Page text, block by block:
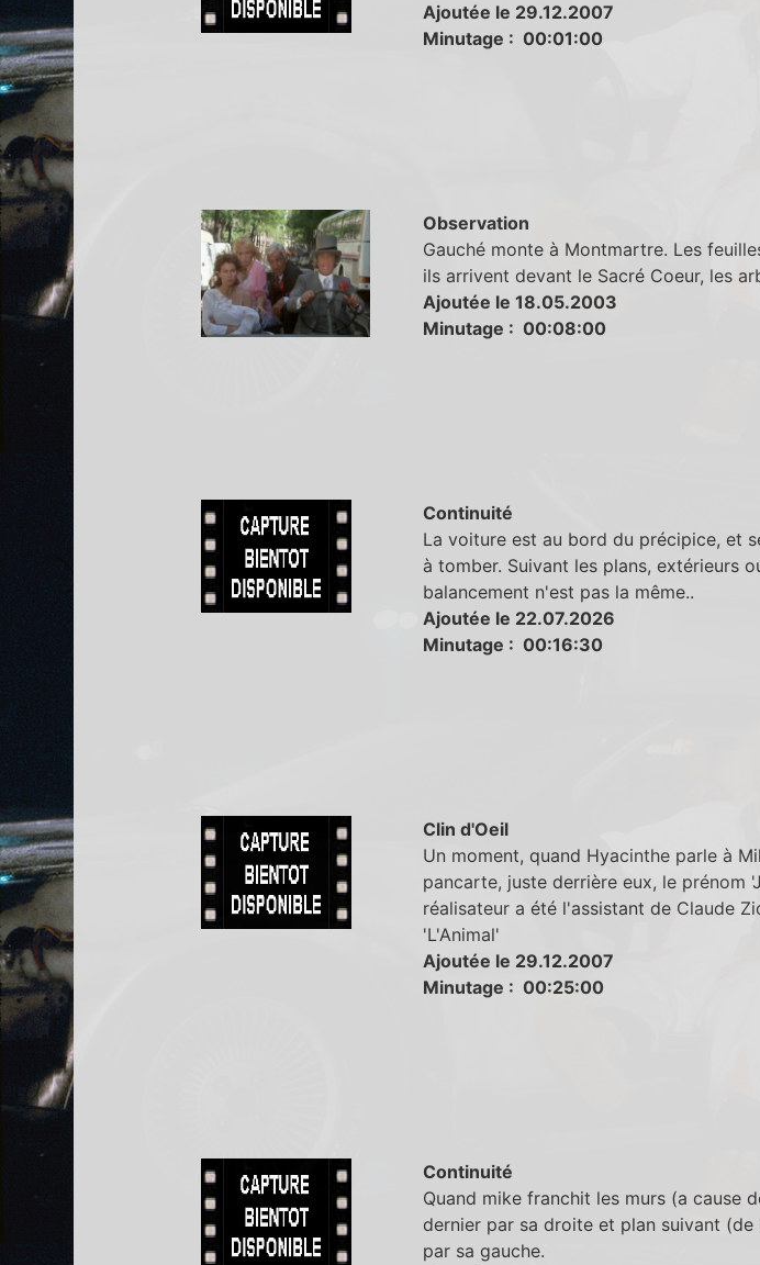
Ajoutée le 29.12.2007
Minutage : 00:01:00
Observation
Gauché monte à Montmartre. Les
ils arrivent devant le Sacré Coeur, les
Ajoutée le 18.05.2003
Minutage : 00:08:00
Continuité
La voiture est au bord du précipice, et
à tomber. Suivant les plans, extérieurs
balancement n'est pas la même..
Ajoutée le 22.07.2026
Minutage : 00:16:30
Clin d'Oeil
Un moment, quand Hyacinthe parle à
pancarte, juste derrière eux, le prénom
réalisateur a été l'assistant de Claude
'L'Animal'
Ajoutée le 29.12.2007
Minutage : 00:25:00
Continuité
Quand mike franchit les murs (a cause
dernier par sa droite et plan suivant
par sa gauche.